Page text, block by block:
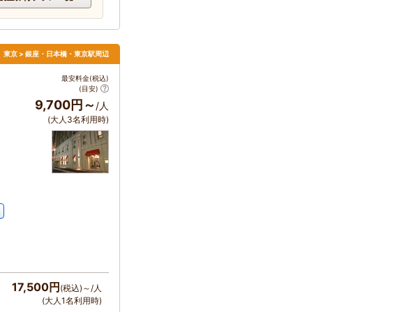
東京 > 銀座・日本橋・東京駅周辺
最安料金(税込)
(目安)
9,700円～/人
(大人3名利用時)
17,500円 (税込)～/人
(大人1名利用時)